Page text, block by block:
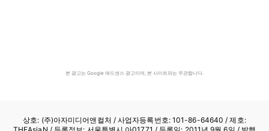
본 광고는 Google 애드센스 광고이며, 본 사이트와는 무관합니다.
상호: (주)아자미디어앤컬처 /사업자등록번호: 101-86-64640 / 제호: